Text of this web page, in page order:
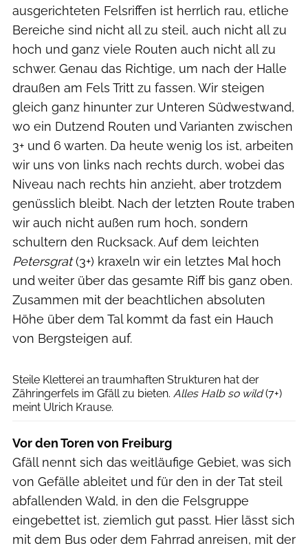
ausgerichteten Felsriffen ist herrlich rau, etliche
Bereiche sind nicht all zu steil, auch nicht all zu
hoch und ganz viele Routen auch nicht all zu
schwer. Genau das Richtige, um nach der Halle
draußen am Fels Tritt zu fassen. Wir steigen
gleich ganz hinunter zur Unteren Südwestwand,
wo ein Dutzend Routen und Varianten zwischen
3+ und 6 warten. Da heute wenig los ist, arbeiten
wir uns von links nach rechts durch, wobei das
Niveau nach rechts hin anzieht, aber trotzdem
genüsslich bleibt. Nach der letzten Route traben
wir auch nicht außen rum hoch, sondern
schultern den Rucksack. Auf dem leichten
Petersgrat(3+) kraxeln wir ein letztes Mal hoch
und weiter über das gesamte Riff bis ganz oben.
Zusammen mit der beachtlichen absoluten
Höhe über dem Tal kommt da fast ein Hauch
von Bergsteigen auf.
Steile Kletterei an traumhaften Strukturen hat der
Zähringerfels im Gfäll zu bieten. Alles Halb so wild(7+)
meint Ulrich Krause.
Vor den Toren von Freiburg
Gfäll nennt sich das weitläufige Gebiet, was sich
von Gefälle ableitet und für den in der Tat steil
abfallenden Wald, in den die Felsgruppe
eingebettet ist, ziemlich gut passt. Hier lässt sich
mit dem Bus oder dem Fahrrad anreisen, mit der